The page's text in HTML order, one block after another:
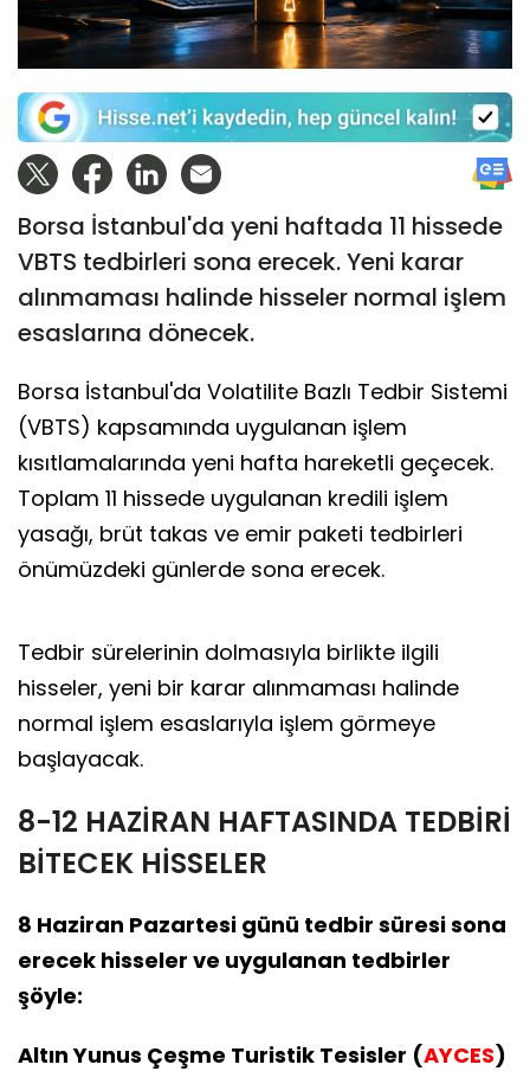
Borsa İstanbul'da yeni haftada 11 hissede
VBTS tedbirleri sona erecek. Yeni karar
alınmaması halinde hisseler normal işlem
esaslarına dönecek.
Borsa İstanbul'da Volatilite Bazlı Tedbir Sistemi
(VBTS) kapsamında uygulanan işlem
kısıtlamalarında yeni hafta hareketli geçecek.
Toplam 11 hissede uygulanan kredili işlem
yasağı, brüt takas ve emir paketi tedbirleri
önümüzdeki günlerde sona erecek.
Tedbir sürelerinin dolmasıyla birlikte ilgili
hisseler, yeni bir karar alınmaması halinde
normal işlem esaslarıyla işlem görmeye
başlayacak.
8-12 HAZİRAN HAFTASINDA TEDBİRİ
BİTECEK HİSSELER
8 Haziran Pazartesi günü tedbir süresi sona
erecek hisseler ve uygulanan tedbirler
şöyle:
Altın Yunus Çeşme Turistik Tesisler (AYCES)